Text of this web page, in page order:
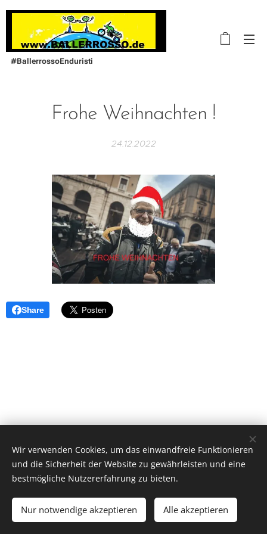
#BallerrossoEnduristi
Frohe Weihnachten !
24.12.2022
Share
Ballerrosso UG (haftungsbeschränkt), 85253
Kleinberghofen, +49(0)17697678427 zw.18-20 Uhr
Motorradreiseveranstalter
Cookies
Wir verwenden Cookies, um das einwandfreie Funktionieren
und die Sicherheit der Website zu gewährleisten und eine
bestmögliche Nutzererfahrung zu bieten.
Nur notwendige akzeptieren Alle akzeptieren